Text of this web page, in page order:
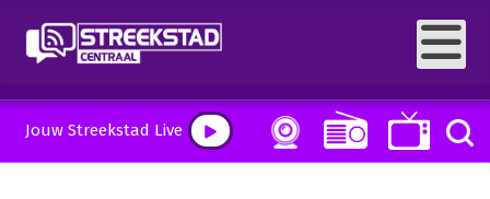
Jouw Streekstad Live